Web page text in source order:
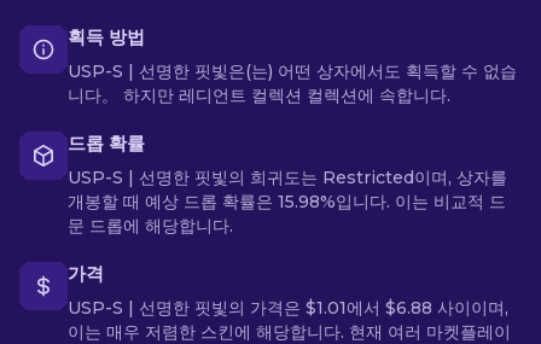
획득 방법
USP-S | 선명한 핏빛은(는) 어떤 상자에서도 획득할 수 없습
니다。 하지만 레디언트 컬렉션 컬렉션에 속합니다.
드롭 확률
USP-S | 선명한 핏빛의 희귀도는 Restricted이며, 상자를
개봉할 때 예상 드롭 확률은 15.98%입니다. 이는 비교적 드
문 드롭에 해당합니다.
가격
USP-S | 선명한 핏빛의 가격은 $1.01에서 $6.88 사이이며,
이는 매우 저렴한 스킨에 해당합니다. 현재 여러 마켓플레이